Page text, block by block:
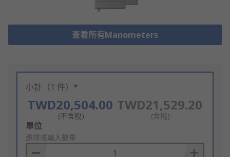
查看所有Manometers
小計（1 件）*
TWD20,504.00
(不含稅)
TWD21,529.20
(含稅)
Add
to
Basket
單位
選擇或輸入數量